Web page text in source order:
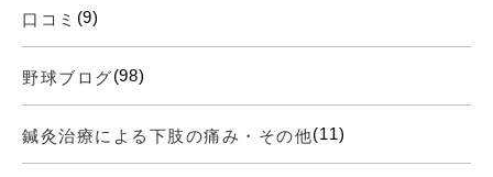
口コミ (9)
野球ブログ(98)
鍼灸治療による下肢の痛み・その他(11)